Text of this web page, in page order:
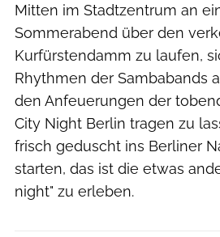
Mitten im Stadtzentrum an
Sommerabend über den
Kurfürstendamm zu laufen,
Rhythmen der Sambabands
den Anfeuerungen der
City Night Berlin tragen zu
frisch geduscht ins Berliner
starten, das ist die etwas
night" zu erleben.